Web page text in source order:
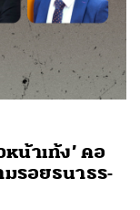
น้าเท้ง’ คอ
มรอยธนาธร-